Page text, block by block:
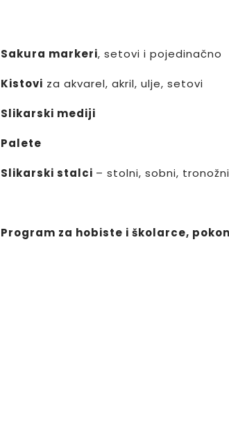
Sakura markeri, setovi i pojedinačno
Kistovi za akvarel, akril, ulje, setovi
Slikarski mediji
Palete
Slikarski stalci – stolni, sobni,
Program za hobiste i školarce,